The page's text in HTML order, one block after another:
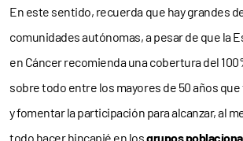
En este sentido, recuerda que hay grandes
comunidades autónomas, a pesar de que la
en Cáncer recomienda una cobertura del
sobre todo entre los mayores de 50 años
y fomentar la participación para alcanzar, al
todo hacer hincapié en losgrupos